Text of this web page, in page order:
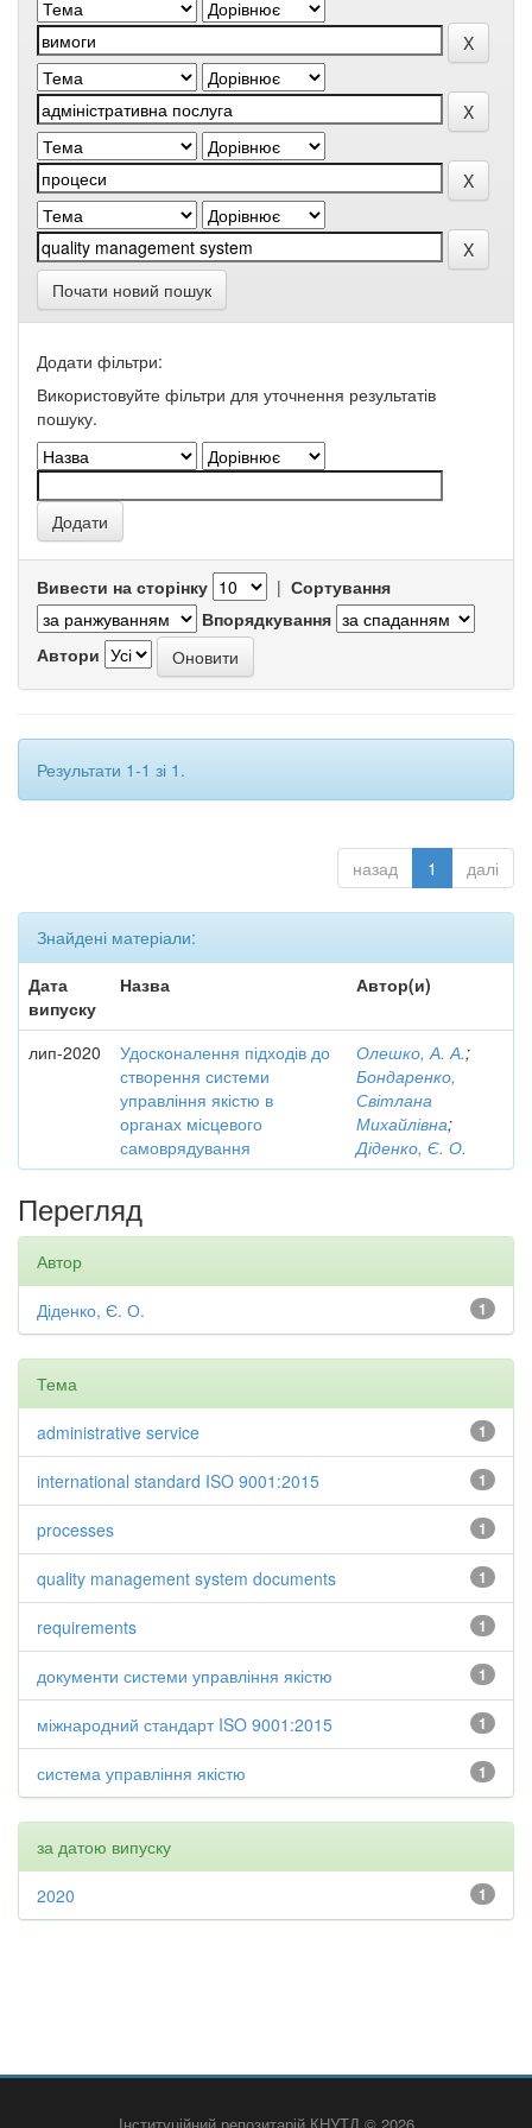
Почати новий пошук
Додати фільтри:
Використовуйте фільтри для уточнення результатів
пошуку.
Вивести на сторінку | Сортування
Впорядкування
Автори
Результати 1-1 зі 1.
назад 1 далі
Знайдені матеріали:
Дата
випуску
Назва Автор(и)
лип-2020
Удосконалення підходів до
створення системи
управління якістю в
органах місцевого
самоврядування
Олешко, А. А.;
Бондаренко,
Світлана
Михайлівна;
Діденко, Є. О.
Перегляд
Автор
1
Діденко, Є. О.
Тема
1
administrative service
1
international standard ISO 9001:2015
1
processes
1
quality management system documents
1
requirements
1
документи системи управління якістю
1
міжнародний стандарт ISO 9001:2015
1
система управління якістю
за датою випуску
1
2020